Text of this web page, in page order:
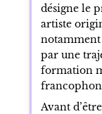
désigne le
artiste
notamment
par une
formation
Avant